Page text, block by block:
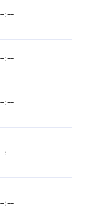
:--
:--
:--
:--
:--